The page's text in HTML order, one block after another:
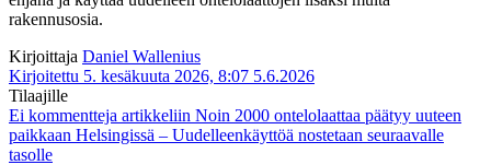
rakennusosia.
Kirjoittaja Daniel Wallenius
Kirjoitettu 5. kesäkuuta 2026, 8:07 5.6.2026
Tilaajille
Ei kommentteja artikkeliin Noin 2000 ontelolaattaa päätyy uuteen
paikkaan Helsingissä – Uudelleenkäyttöä nostetaan seuraavalle
tasolle